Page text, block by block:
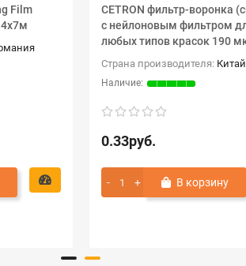
Film
CETRON фильтр-воронка
с нейлоновым фильтром
любых типов красок 190
Страна производителя: Китай
0.33руб.
В корзину